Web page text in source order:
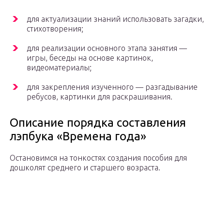
для актуализации знаний использовать загадки,
стихотворения;
для реализации основного этапа занятия —
игры, беседы на основе картинок,
видеоматериалы;
для закрепления изученного — разгадывание
ребусов, картинки для раскрашивания.
Описание порядка составления
лэпбука «Времена года»
Остановимся на тонкостях создания пособия для
дошколят среднего и старшего возраста.